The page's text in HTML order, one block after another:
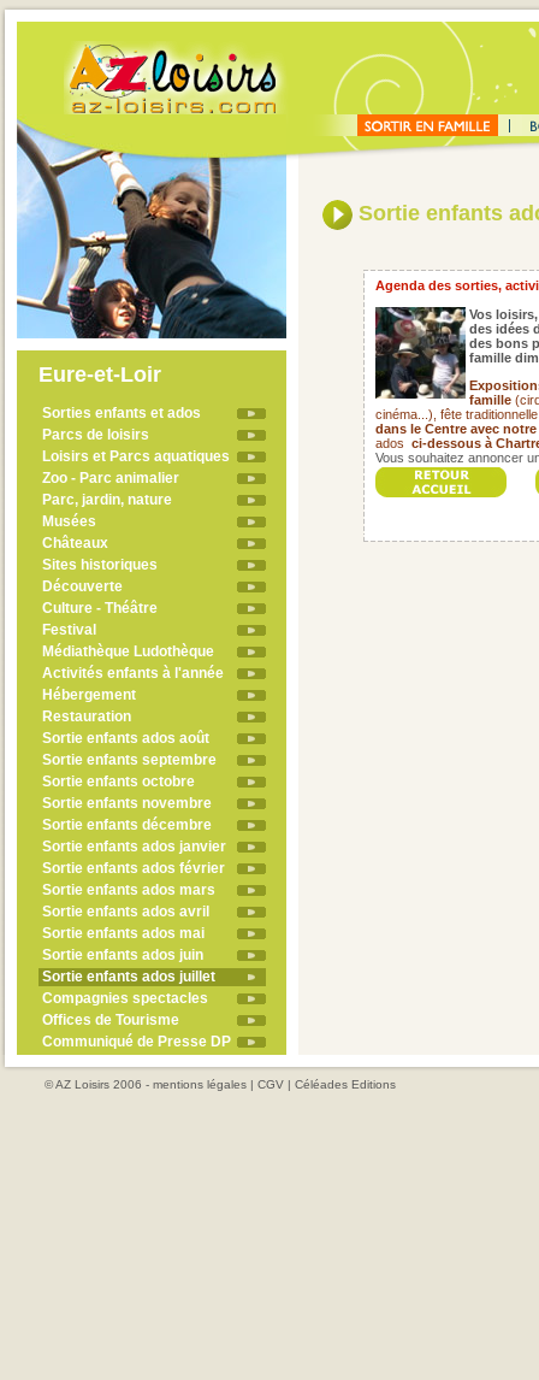
Eure-et-Loir
Sorties enfants et ados
Parcs de loisirs
Loisirs et Parcs aquatiques
Zoo - Parc animalier
Parc, jardin, nature
Musées
Châteaux
Sites historiques
Découverte
Culture - Théâtre
Festival
Médiathèque Ludothèque
Activités enfants à l'année
Hébergement
Restauration
Sortie enfants ados août
Sortie enfants septembre
Sortie enfants octobre
Sortie enfants novembre
Sortie enfants décembre
Sortie enfants ados janvier
Sortie enfants ados février
Sortie enfants ados mars
Sortie enfants ados avril
Sortie enfants ados mai
Sortie enfants ados juin
Sortie enfants ados juillet
Compagnies spectacles
Offices de Tourisme
Communiqué de Presse DP
Sortie enfants
Agenda des sorties,
Vos
des idées
des bons
famille
famille
cinéma...), fête
dans le Centre avec
ados ci-dessous à
Vous souhaitez annoncer
© AZ Loisirs 2006 - mentions légales | CGV | Céléades Editions